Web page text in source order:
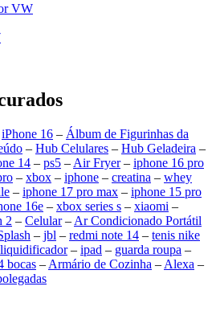
VW
iPhone 16 – Álbum de Figurinhas da
– Hub Celulares – Hub Geladeira –
14 – ps5 – Air Fryer– iphone 16 pro
– xbox – iphone – creatina – whey
– iphone 17 pro max – iphone 15 pro
16e – xbox series s – xiaomi –
2 – Celular– Ar Condicionado Portátil
– jbl – redmi note 14 – tenis nike
liquidificador– ipad – guarda roupa –
bocas – Armário de Cozinha – Alexa –